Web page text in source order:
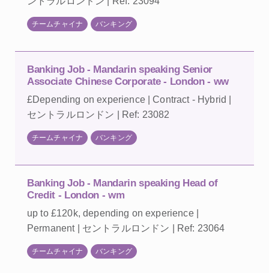
チームチャイナ バンキング
Banking Job - Mandarin speaking Senior
Associate Chinese Corporate - London - ww
£Depending on experience | Contract - Hybrid |
セントラルロンドン | Ref: 23082
チームチャイナ バンキング
Banking Job - Mandarin speaking Head of
Credit - London - wm
up to £120k, depending on experience |
Permanent | セントラルロンドン | Ref: 23064
チームチャイナ バンキング